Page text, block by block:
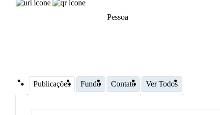
Pessoa
Publicações Fundo Contato Ver Todos